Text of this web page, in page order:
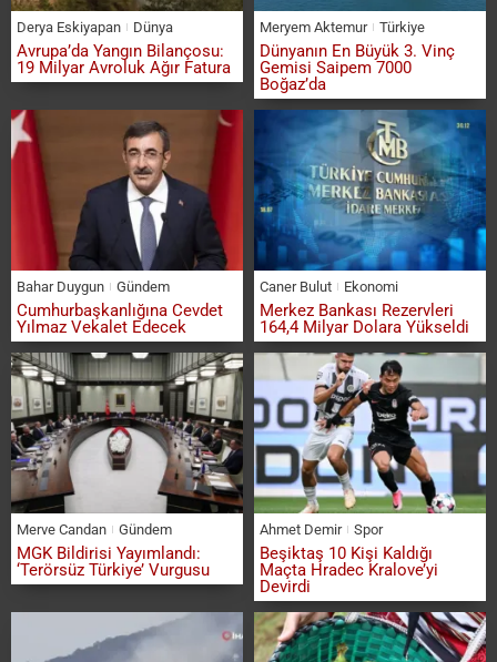
Derya Eskiyapan Dünya
Avrupa’da Yangın Bilançosu:
19 Milyar Avroluk Ağır Fatura
Meryem Aktemur Türkiye
Dünyanın En Büyük 3. Vinç
Gemisi Saipem 7000
Boğaz’da
Bahar Duygun Gündem
Cumhurbaşkanlığına Cevdet
Yılmaz Vekalet Edecek
Caner Bulut Ekonomi
Merkez Bankası Rezervleri
164,4 Milyar Dolara Yükseldi
Merve Candan Gündem
MGK Bildirisi Yayımlandı:
‘Terörsüz Türkiye’ Vurgusu
Ahmet Demir Spor
Beşiktaş 10 Kişi Kaldığı
Maçta Hradec Kralove’yi
Devirdi